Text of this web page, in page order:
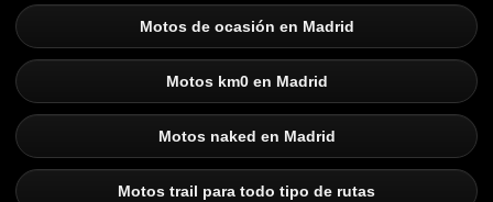
Motos de ocasión en Madrid
Motos km0 en Madrid
Motos naked en Madrid
Motos trail para todo tipo de rutas